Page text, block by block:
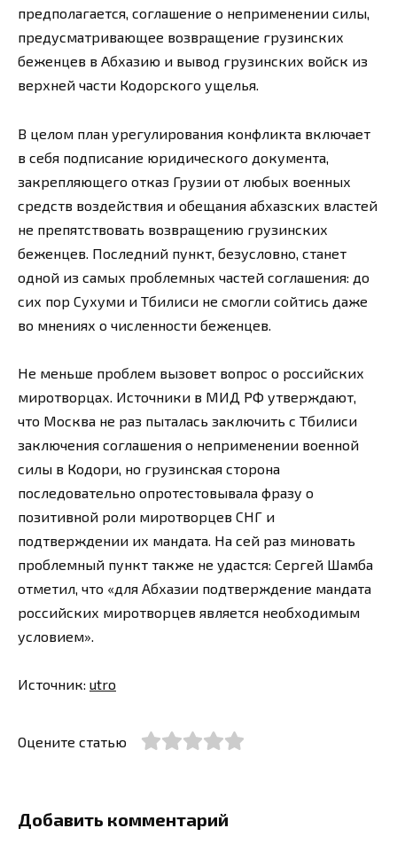
предполагается, соглашение о неприменении силы,
предусматривающее возвращение грузинских
беженцев в Абхазию и вывод грузинских войск из
верхней части Кодорского ущелья.
В целом план урегулирования конфликта включает
в себя подписание юридического документа,
закрепляющего отказ Грузии от любых военных
средств воздействия и обещания абхазских властей
не препятствовать возвращению грузинских
беженцев. Последний пункт, безусловно, станет
одной из самых проблемных частей соглашения: до
сих пор Сухуми и Тбилиси не смогли сойтись даже
во мнениях о численности беженцев.
Не меньше проблем вызовет вопрос о российских
миротворцах. Источники в МИД РФ утверждают,
что Москва не раз пыталась заключить с Тбилиси
заключения соглашения о неприменении военной
силы в Кодори, но грузинская сторона
последовательно опротестовывала фразу о
позитивной роли миротворцев СНГ и
подтверждении их мандата. На сей раз миновать
проблемный пункт также не удастся: Сергей Шамба
отметил, что «для Абхазии подтверждение мандата
российских миротворцев является необходимым
условием».
Источник: utro
Оцените статью
Добавить комментарий